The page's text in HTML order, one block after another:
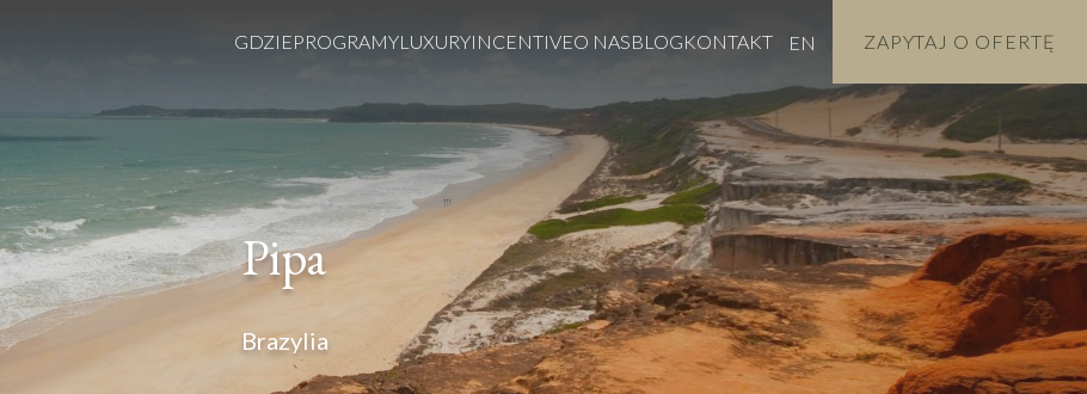
GDZIEPROGRAMYLUXURYINCENTIVEO NASBLOGKONTAKT EN ZAPYTAJ O OFERTĘ
Pipa
Brazylia